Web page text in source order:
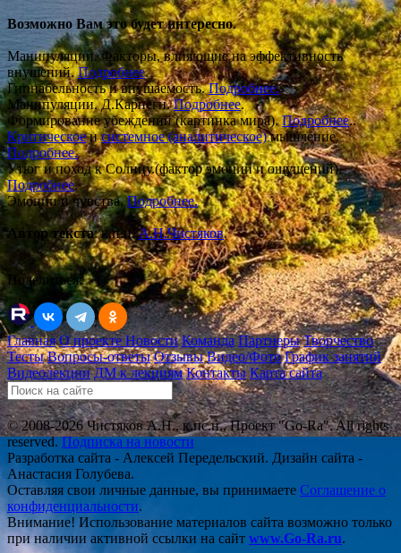
Возможно Вам это будет интересно.
Манипуляции. Факторы, влияющие на эффективность
внушений.Подробнее.
Гипнабельность и внушаемость.Подробнее.
Манипуляции. Д.Карнеги.Подробнее.
Формирование убеждений (картинка мира).Подробнее..
Критическоеисистемное (аналитическое)мышление.
Подробнее.
Утюг и поход к Солнцу.(фактор эмоций и ощущений).
Подробнее.
Эмоции и чувства.Подробнее.
Автор текста: к.п.н.А.Н.Чистяков.
Поделиться:
Главная О проектеНовости Команда Партнеры Творчество
Тесты Вопросы-ответы Отзывы Видео/Фото График занятий
Видеолекции ДМ к лекциям Контакты Карта сайта
© 2008-2026 Чистяков А.Н., к.пс.н., Проект "Go-Ra". All rights
reserved.Подписка на новости
Разработка сайта - Алексей Передельский. Дизайн сайта -
Анастасия Голубева.
Оставляя свои личные данные, вы принимаете Соглашение о
конфиденциальности.
Внимание! Использование материалов сайта возможно только
при наличии активной ссылки на сайт www.Go-Ra.ru.